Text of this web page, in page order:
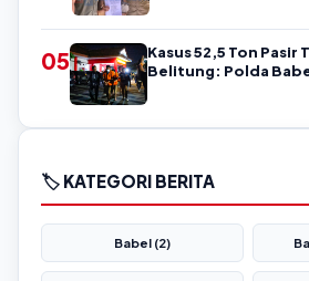
05
Kasus 52,5 Ton Pasir
Belitung: Polda
🏷️ KATEGORI BERITA
Babel (2)